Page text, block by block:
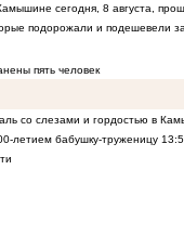
сегодня, 8 августа,
подорожали и подешевели
пять человек
со слезами и гордостью в
летием бабушку-труженицу